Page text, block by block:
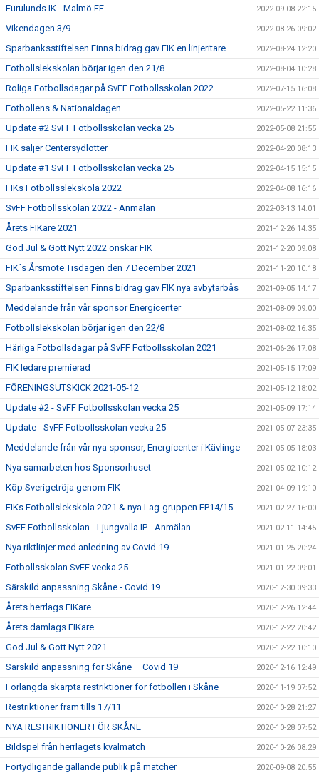
Furulunds IK - Malmö FF 2022-09-08 22:15
Vikendagen 3/9 2022-08-26 09:02
Sparbanksstiftelsen Finns bidrag gav FIK en linjeritare 2022-08-24 12:20
Fotbollslekskolan börjar igen den 21/8 2022-08-04 10:28
Roliga Fotbollsdagar på SvFF Fotbollsskolan 2022 2022-07-15 16:08
Fotbollens & Nationaldagen 2022-05-22 11:36
Update #2 SvFF Fotbollsskolan vecka 25 2022-05-08 21:55
FIK säljer Centersydlotter 2022-04-20 08:13
Update #1 SvFF Fotbollsskolan vecka 25 2022-04-15 15:15
FIKs Fotbollsslekskola 2022 2022-04-08 16:16
SvFF Fotbollsskolan 2022 - Anmälan 2022-03-13 14:01
Årets FIKare 2021 2021-12-26 14:35
God Jul & Gott Nytt 2022 önskar FIK 2021-12-20 09:08
FIK´s Årsmöte Tisdagen den 7 December 2021 2021-11-20 10:18
Sparbanksstiftelsen Finns bidrag gav FIK nya avbytarbås 2021-09-05 14:17
Meddelande från vår sponsor Energicenter 2021-08-09 09:00
Fotbollslekskolan börjar igen den 22/8 2021-08-02 16:35
Härliga Fotbollsdagar på SvFF Fotbollsskolan 2021 2021-06-26 17:08
FIK ledare premierad 2021-05-15 17:09
FÖRENINGSUTSKICK 2021-05-12 2021-05-12 18:02
Update #2 - SvFF Fotbollsskolan vecka 25 2021-05-09 17:14
Update - SvFF Fotbollsskolan vecka 25 2021-05-07 23:35
Meddelande från vår nya sponsor, Energicenter i Kävlinge 2021-05-05 18:03
Nya samarbeten hos Sponsorhuset 2021-05-02 10:12
Köp Sverigetröja genom FIK 2021-04-09 19:10
FIKs Fotbollslekskola 2021 & nya Lag-gruppen FP14/15 2021-02-27 16:00
SvFF Fotbollsskolan - Ljungvalla IP - Anmälan 2021-02-11 14:45
Nya riktlinjer med anledning av Covid-19 2021-01-25 20:24
Fotbollsskolan SvFF vecka 25 2021-01-22 09:01
Särskild anpassning Skåne - Covid 19 2020-12-30 09:33
Årets herrlags FIKare 2020-12-26 12:44
Årets damlags FIKare 2020-12-22 20:42
God Jul & Gott Nytt 2021 2020-12-22 10:10
Särskild anpassning för Skåne – Covid 19 2020-12-16 12:49
Förlängda skärpta restriktioner för fotbollen i Skåne 2020-11-19 07:52
Restriktioner fram tills 17/11 2020-10-28 21:27
NYA RESTRIKTIONER FÖR SKÅNE 2020-10-28 07:52
Bildspel från herrlagets kvalmatch 2020-10-26 08:29
Förtydligande gällande publik på matcher 2020-09-08 20:55